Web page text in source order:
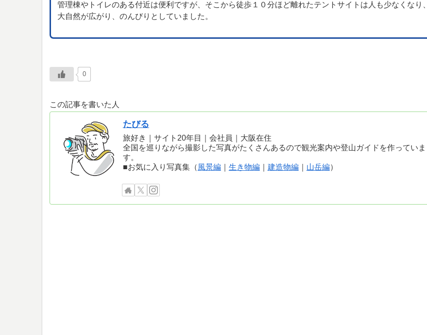
管理棟やトイレのある付近は便利ですが、そこから徒歩１０分ほど離れたテントサイトは人も少なくなり、
大自然が広がり、のんびりとしていました。
0
この記事を書いた人
たびる
旅好き｜サイト20年目｜会社員｜大阪在住
全国を巡りながら撮影した写真がたくさんあるので観光案内や登山ガイドを作っていま
す。
■お気に入り写真集（ 風景編｜ 生き物編｜ 建造物編｜ 山岳編）